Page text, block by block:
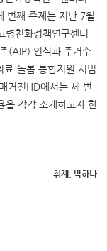
번째 주제는 지난 7월
령친화정책연구센터
(AIP) 인식과 주거수
료-돌봄 통합지원 시범
거진HD에서는 세 번
을 각각 소개하고자 한
취재. 박하나